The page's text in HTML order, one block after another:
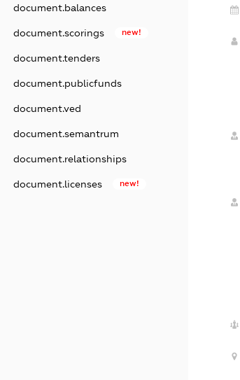
document.balances
document.scorings new!
document.tenders
document.publicfunds
document.ved
document.semantrum
document.relationships
document.licenses new!